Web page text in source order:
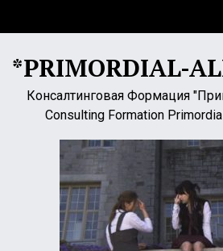
*PRIMORDIAL-
Консалтинговая Формация
Consulting Formation